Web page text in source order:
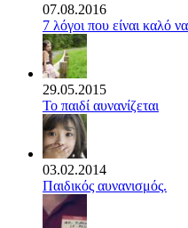
07.08.2016
7 λόγοι που είναι καλό
29.05.2015
Το παιδί αυνανίζεται
03.02.2014
Παιδικός αυνανισμός.